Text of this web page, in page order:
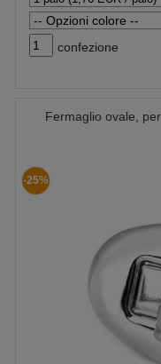
confezione
Fermaglio ovale,
-25%